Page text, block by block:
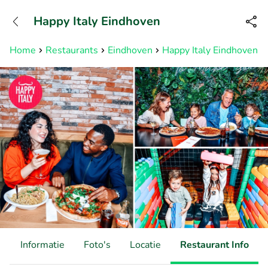
Bereikbaar tot 23:00 uur
Home Restaurants Eindhoven Happy Italy Eindhoven
Happy Italy Eindhoven
Informatie Foto's Locatie Restaurant Info